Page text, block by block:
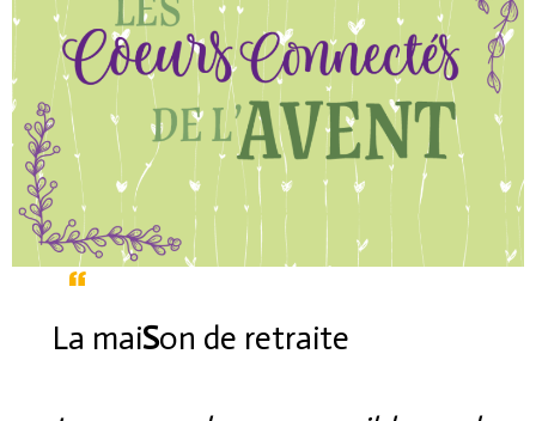
La maiSon de retraite